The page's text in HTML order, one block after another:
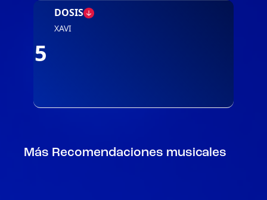
5
DOSIS
XAVI
Más Recomendaciones musicales